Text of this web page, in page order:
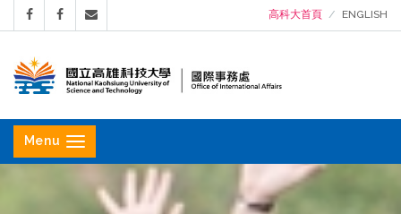
高科大首頁 ENGLISH
立
高
Menu